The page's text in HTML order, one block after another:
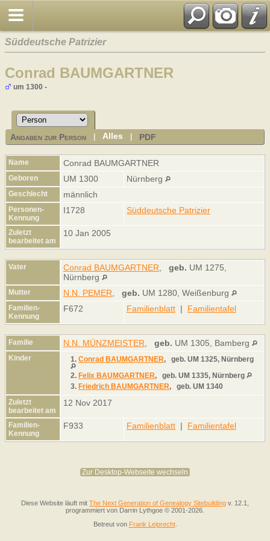
Süddeutsche Patrizier
Conrad BAUMGARTNER
um 1300 -
Angaben zur Person |Alles PDF
Name Conrad BAUMGARTNER
Geboren UM 1300 Nürnberg
Geschlecht männlich
Personen-
Kennung
I1728 Süddeutsche Patrizier
Zuletzt
bearbeitet am
10 Jan 2005
Vater Conrad BAUMGARTNER geb. UM 1275,
Nürnberg
Mutter N.N. PEMER geb. UM 1280, Weißenburg
Familien-
Kennung
F672 Familienblatt | Familientafel
Familie N.N. MÜNZMEISTER geb. UM 1305, Bamberg
Kinder 1. Conrad BAUMGARTNER, geb. UM 1325, Nürnberg
2. Felix BAUMGARTNER, geb. UM 1335, Nürnberg
3. Friedrich BAUMGARTNER, geb. UM 1340
Zuletzt
bearbeitet am
12 Nov 2017
Familien-
Kennung
F933 Familienblatt | Familientafel
Zur Desktop-Webseite wechseln
Diese Website läuft mit The Next Generation of Genealogy Sitebuilding v. 12.1,
programmiert von Darrin Lythgoe © 2001-2026.
Betreut von Frank Leiprecht.